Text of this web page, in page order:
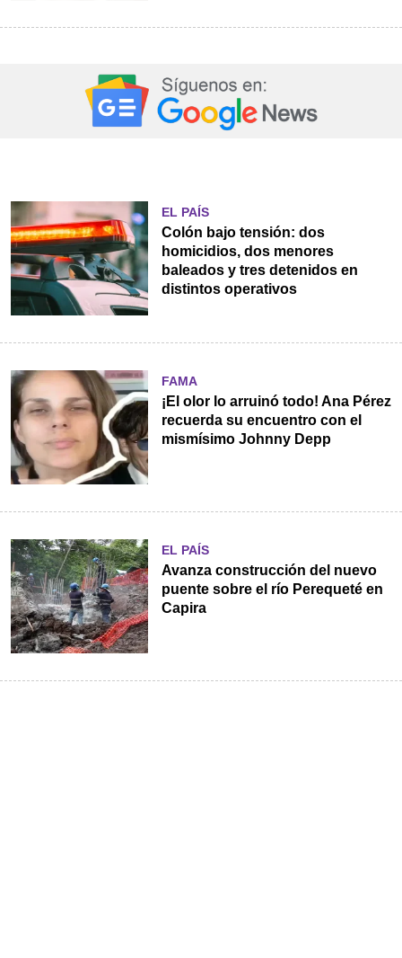
EL PAÍS
Colón bajo tensión: dos
homicidios, dos menores
baleados y tres detenidos en
distintos operativos
FAMA
¡El olor lo arruinó todo! Ana Pérez
recuerda su encuentro con el
mismísimo Johnny Depp
EL PAÍS
Avanza construcción del nuevo
puente sobre el río Perequeté en
Capira